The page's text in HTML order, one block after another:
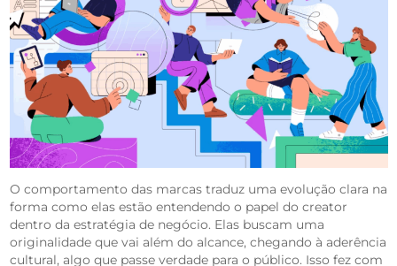
O comportamento das marcas traduz uma evolução clara na
forma como elas estão entendendo o papel do creator
dentro da estratégia de negócio. Elas buscam uma
originalidade que vai além do alcance, chegando à aderência
cultural, algo que passe verdade para o público. Isso fez com